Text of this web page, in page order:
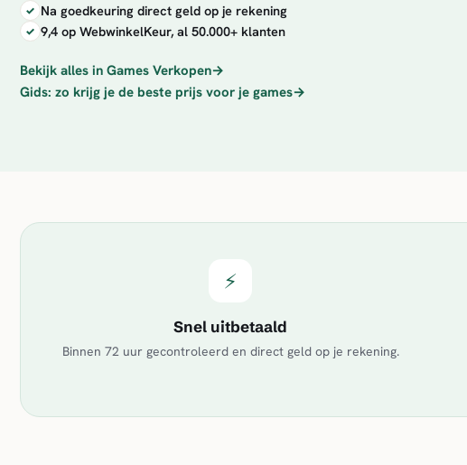
Na goedkeuring direct geld op je rekening
9,4 op WebwinkelKeur, al 50.000+ klanten
Bekijk alles in Games Verkopen→
Gids: zo krijg je de beste prijs voor je games→
⚡
Snel uitbetaald
Binnen 72 uur gecontroleerd en direct geld op je rekening.